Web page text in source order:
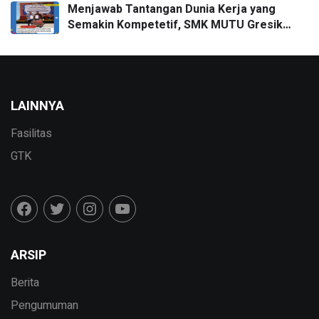
Menjawab Tantangan Dunia Kerja yang
Semakin Kompetetif, SMK MUTU Gresik
Penandatanganan MoU
LAINNYA
Fasilitas
GTK
ARSIP
Berita
Pengumuman